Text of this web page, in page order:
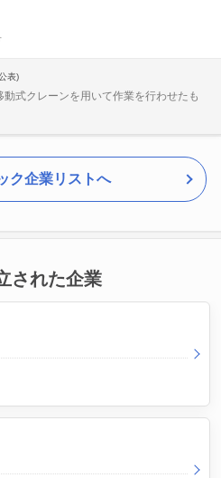
表)
式クレーンを用いて作業を行わせたも
ク企業リストへ
された企業